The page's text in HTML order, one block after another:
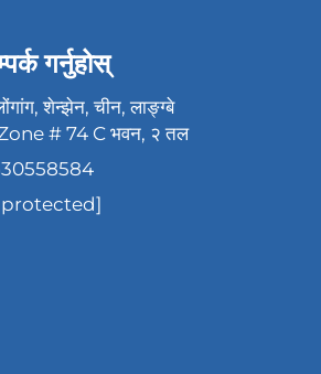
गर्नुहोस्
शेन्झेन, चीन, लाङ्ग्बे
# 74 C भवन, २ तल